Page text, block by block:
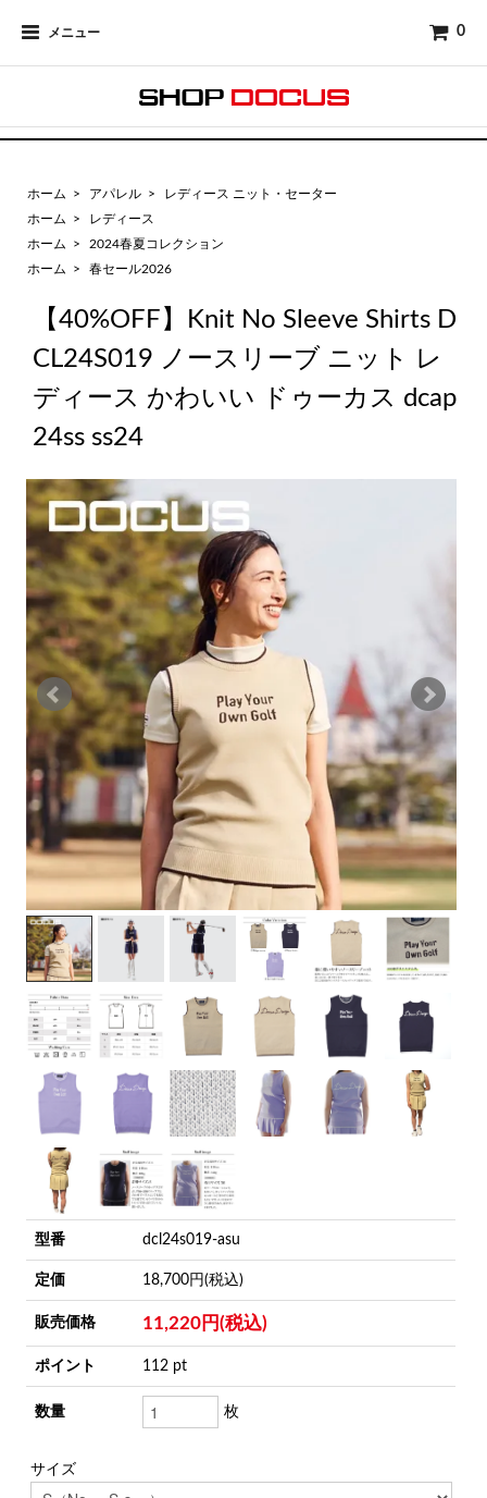
メニュー 0
ホーム > アパレル >
レディース ニット・セーター
ホーム
>
レディース
ホーム
>
2024春夏コレクション
ホーム
> 春セール2026
【40%OFF】Knit No Sleeve Shirts D
CL24S019 ノースリーブ ニット レ
ディース かわいい ドゥーカス dcap
24ss ss24
型番 dcl24s019-asu
定価 18,700円(税込)
販売価格 11,220円(税込)
ポイント 112 pt
数量 枚
サイズ